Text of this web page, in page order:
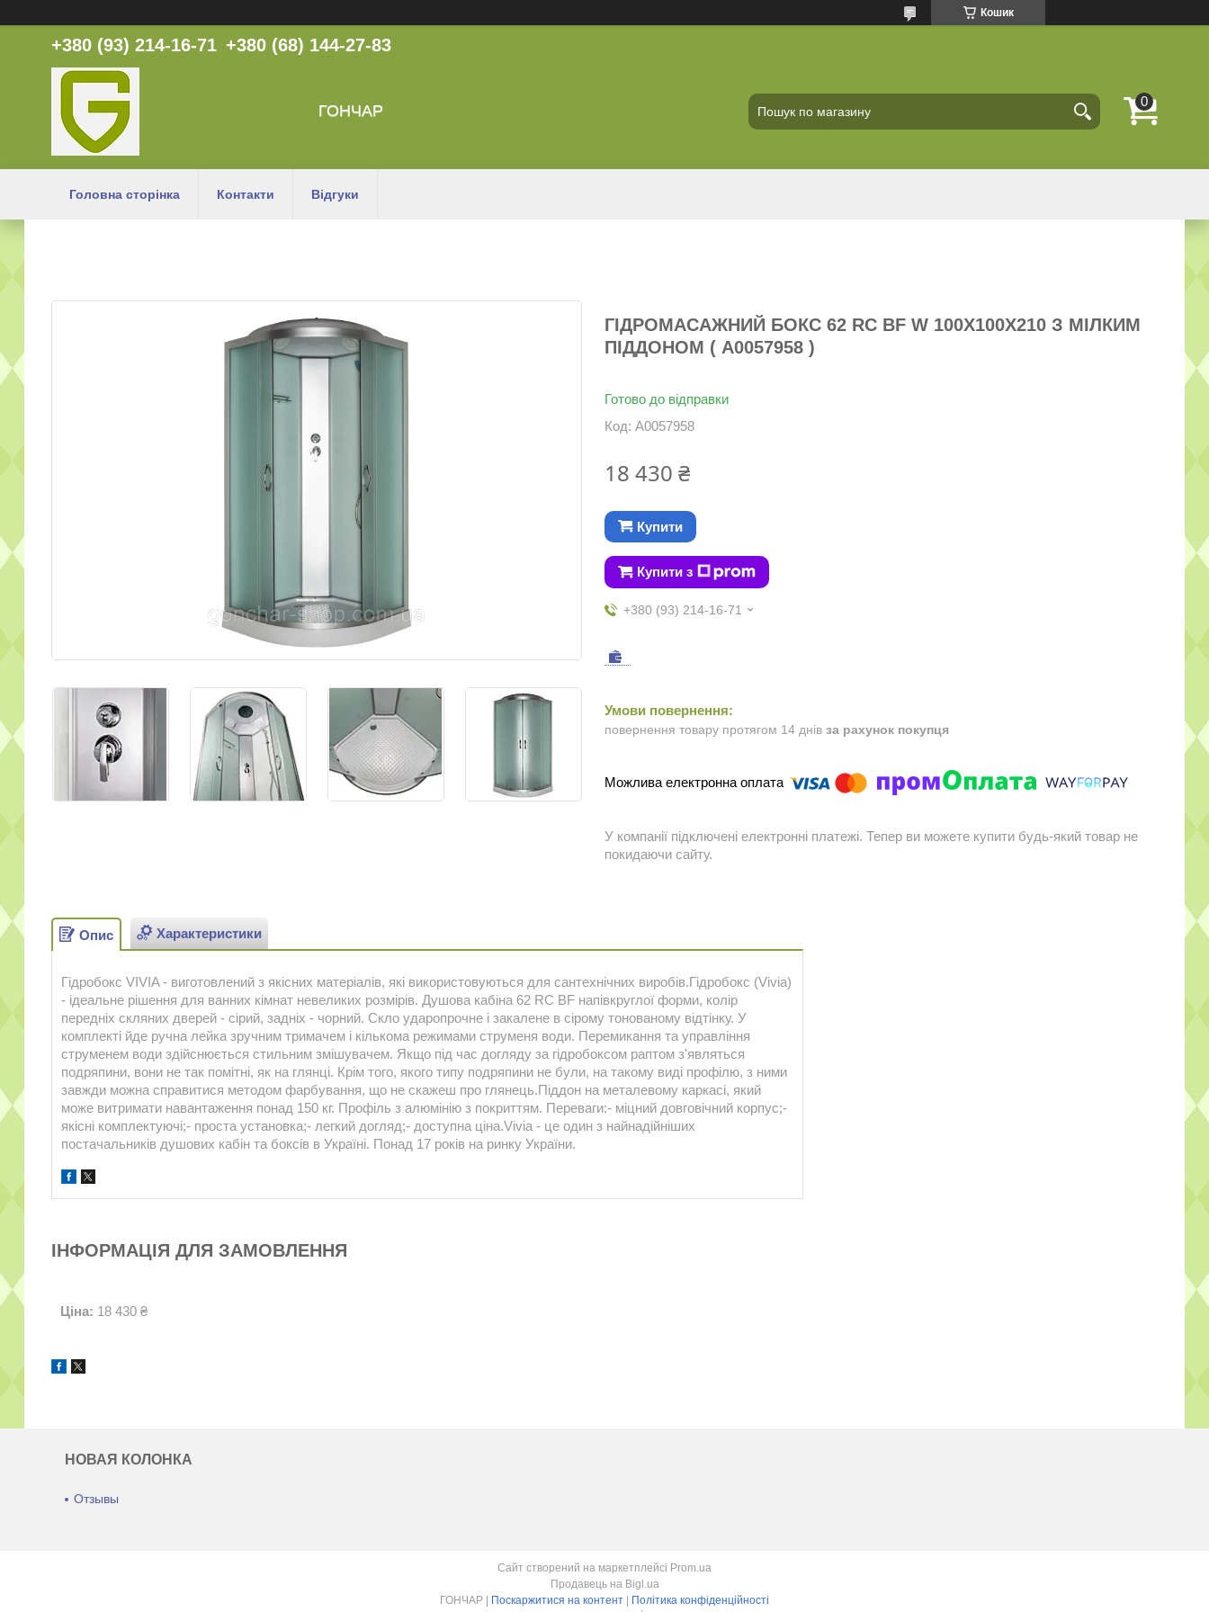
Кошик
+380 (93) 214-16-71 +380 (68) 144-27-83
ГОНЧАР
Головна сторінка Контакти Відгуки
ГІДРОМАСАЖНИЙ БОКС 62 RC BF W 100Х100Х210 З МІЛКИМ
ПІДДОНОМ ( А0057958 )
Готово до відправки
Код: А0057958
18 430 ₴
Купити
Купити з
+380 (93) 214-16-71
повернення товару протягом 14 днів за рахунок покупця
У компанії підключені електронні платежі. Тепер ви можете купити будь-який товар не
покидаючи сайту.
Опис Характеристики
Гідробокс VIVIA - виготовлений з якісних матеріалів, які використовуються для сантехнічних виробів.Гідробокс (Vivia)
- ідеальне рішення для ванних кімнат невеликих розмірів. Душова кабіна 62 RC BF напівкруглої форми, колір
передніх скляних дверей - сірий, задніх - чорний. Скло ударопрочне і закалене в сірому тонованому відтінку. У
комплекті йде ручна лейка зручним тримачем і кількома режимами струменя води. Перемикання та управління
струменем води здійснюється стильним змішувачем. Якщо під час догляду за гідробоксом раптом з'являться
подряпини, вони не так помітні, як на глянці. Крім того, якого типу подряпини не були, на такому виді профілю, з ними
завжди можна справитися методом фарбування, що не скажеш про глянець.Піддон на металевому каркасі, який
може витримати навантаження понад 150 кг. Профіль з алюмінію з покриттям.️ Переваги:- міцний довговічний корпус;-
якісні комплектуючі;- проста установка;- легкий догляд;- доступна ціна.Vivia - це один з найнадійніших
постачальників душових кабін та боксів в Україні. Понад 17 років на ринку України.
ІНФОРМАЦІЯ ДЛЯ ЗАМОВЛЕННЯ
Ціна: 18 430 ₴
НОВАЯ КОЛОНКА
Отзывы
Сайт створений на маркетплейсі Prom.ua
Продавець на Bigl.ua
ГОНЧАР | Поскаржитися на контент | Політика конфіденційності